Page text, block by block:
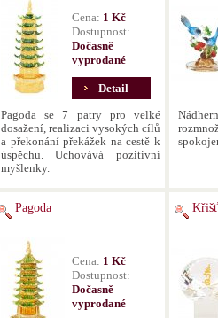
Cena: 1 Kč
Dostupnost:
Dočasně
vyprodané
Detail
Pagoda se 7 patry pro velké
dosažení, realizaci vysokých cílů
a překonání překážek na cestě k
úspěchu. Uchovává pozitivní
myšlenky.
Pagoda
Cena: 1 Kč
Dostupnost:
Dočasně
vyprodané